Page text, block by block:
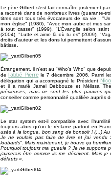
Le père Gilbert s’est fait connaître justement
a raconté dans de nombreux livres (quarante-
titres sont tous très évocateurs de sa vie :
mon église" (1980), "Avec mon aube et mes
à tout casser" (1999), "L’Évangile selon
(2004), "Lutte et aime là où tu es" (2009),
droits d’auteur et les dons lui permettent
bâtisse.
Étrangement, il n’est au "Who’s Who" que
de l’abbé Pierrele 7 décembre 2006. Parmi
délégation qui a accompagné le Président
et il a marié Jamel Debbouze et Mélissa
précieuses, mais ce sont les plus pauvres
conseiller comme personnalité qualifiée auprès
Le star system est-il compatible avec
toujours alors qu’on le réclame partout en
usés à la longue, bon sang de bonsoir ! (…)
Je ne voulais pas faire de livre et j’ai vendu
loubards". Mais maintenant, je trouve ça
Pourquoi toujours ma gueule ? Je ne supporte
j’aimerais être comme ils me décrivent. Mais
défauts »